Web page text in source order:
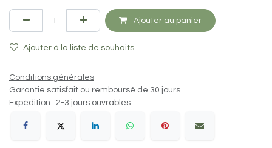
Ajouter au panier
Ajouter à la liste de souhaits
Conditions générales
Garantie satisfait ou remboursé de 30 jours
Expédition : 2-3 jours ouvrables